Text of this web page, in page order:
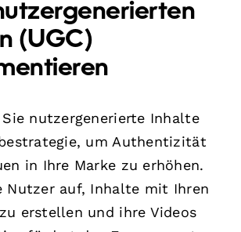
(UGC)
nutzergenerierte Inhalte
um Authentizität
in Ihre Marke zu erhöhen.
Nutzer auf, Inhalte mit Ihren
erstellen und ihre Videos